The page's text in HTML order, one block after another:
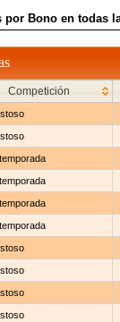
por Bono en todas
Competición